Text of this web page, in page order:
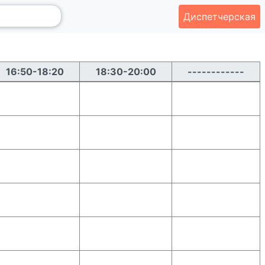
Диспетчерская
16:50-18:20 18:30-20:00
------------